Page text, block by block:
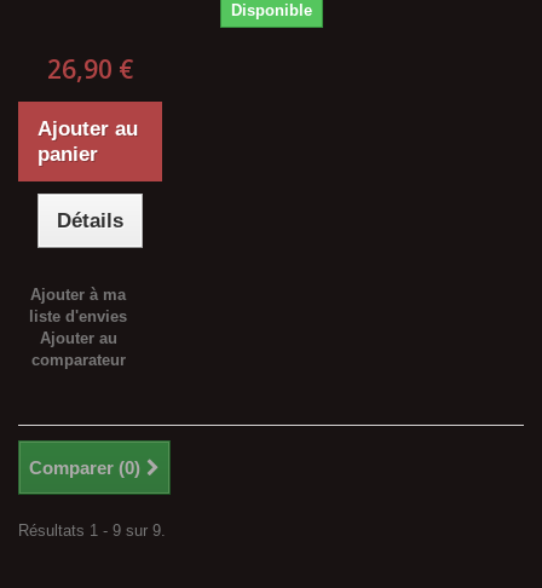
Disponible
26,90 €
Ajouter au
panier
Détails
Ajouter à ma
liste d'envies
Ajouter au
comparateur
Comparer (0)
Résultats 1 - 9 sur 9.